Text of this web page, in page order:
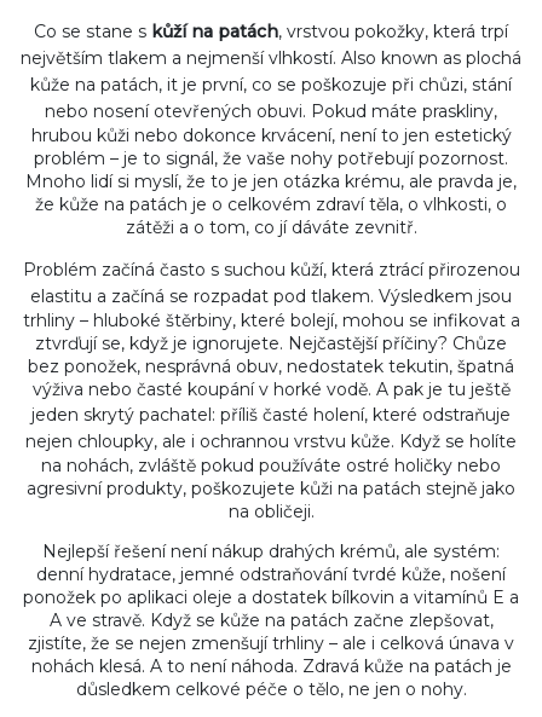
Co se stane s kůží na patách, vrstvou pokožky, která trpí
největším tlakem a nejmenší vlhkostí. Also known as plochá
kůže na patách, it je první, co se poškozuje při chůzi, stání
nebo nosení otevřených obuvi. Pokud máte praskliny,
hrubou kůži nebo dokonce krvácení, není to jen estetický
problém – je to signál, že vaše nohy potřebují pozornost.
Mnoho lidí si myslí, že to je jen otázka krému, ale pravda je,
že kůže na patách je o celkovém zdraví těla, o vlhkosti, o
zátěži a o tom, co jí dáváte zevnitř.
Problém začíná často s suchou kůží, která ztrácí přirozenou
elastitu a začíná se rozpadat pod tlakem. Výsledkem jsou
trhliny – hluboké štěrbiny, které bolejí, mohou se infikovat a
ztvrďují se, když je ignorujete. Nejčastější příčiny? Chůze
bez ponožek, nesprávná obuv, nedostatek tekutin, špatná
výživa nebo časté koupání v horké vodě. A pak je tu ještě
jeden skrytý pachatel: příliš časté holení, které odstraňuje
nejen chloupky, ale i ochrannou vrstvu kůže. Když se holíte
na nohách, zvláště pokud používáte ostré holičky nebo
agresivní produkty, poškozujete kůži na patách stejně jako
na obličeji.
Nejlepší řešení není nákup drahých krémů, ale systém:
denní hydratace, jemné odstraňování tvrdé kůže, nošení
ponožek po aplikaci oleje a dostatek bílkovin a vitamínů E a
A ve stravě. Když se kůže na patách začne zlepšovat,
zjistíte, že se nejen zmenšují trhliny – ale i celková únava v
nohách klesá. A to není náhoda. Zdravá kůže na patách je
důsledkem celkové péče o tělo, ne jen o nohy.